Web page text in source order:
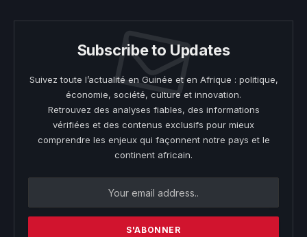
Subscribe to Updates
Suivez toute l’actualité en Guinée et en Afrique : politique,
économie, société, culture et innovation.
Retrouvez des analyses fiables, des informations
vérifiées et des contenus exclusifs pour mieux
comprendre les enjeux qui façonnent notre pays et le
continent africain.